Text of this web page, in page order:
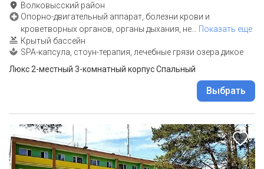
Волковысский район
Опорно-двигательный аппарат, болезни крови и
кроветворных органов, органы дыхания, не… Показать еще
Крытый бассейн
SPA-капсула, стоун-терапия, лечебные грязи озера дикое
Люкс 2-местный 3-комнатный корпус Спальный
Выбрать